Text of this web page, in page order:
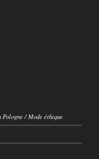
/ Mode éthique